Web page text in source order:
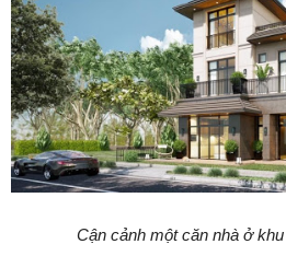
Cận cảnh một căn nhà ở